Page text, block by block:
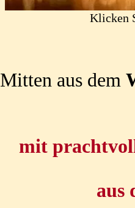
Klicken
Mitten aus dem
mit
aus